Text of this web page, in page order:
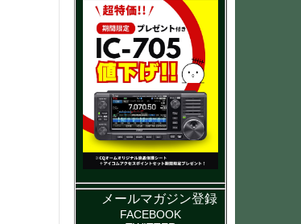
メールマガジン登録
FACEBOOK